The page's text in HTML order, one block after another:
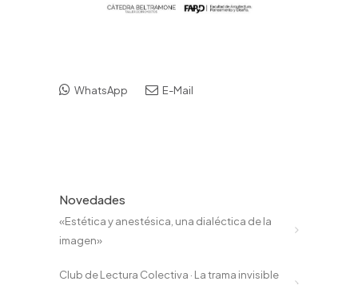
WhatsApp E-Mail
Novedades
«Estética y anestésica, una dialéctica de la
imagen»
Club de Lectura Colectiva · La trama invisible